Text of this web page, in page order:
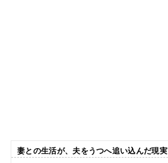
妻との生活が、夫をうつへ追い込んだ現実